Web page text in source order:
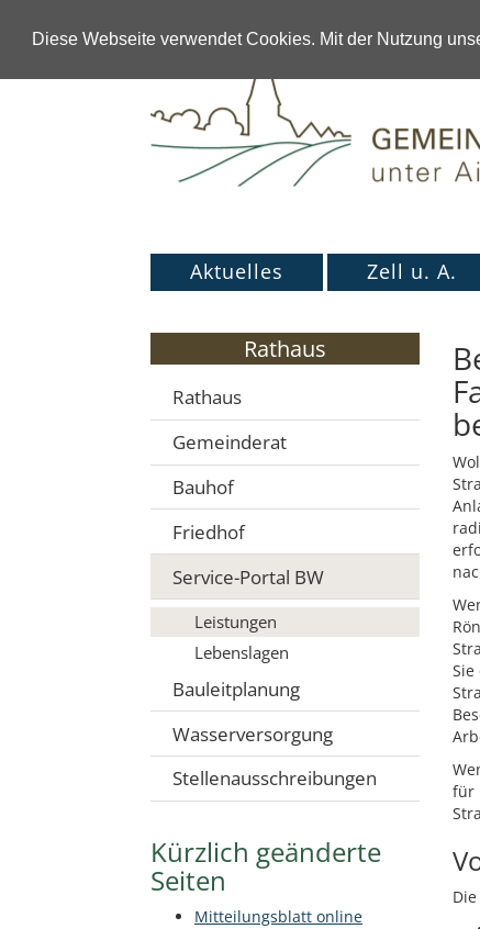
Diese Webseite verwendet Cookies. Mit der Nutzung
Aktuelles Zell u. A.
für
Rathaus
Rathaus
Gemeinderat
Bauhof
Friedhof
Service-Portal BW
Leistungen
Lebenslagen
Bauleitplanung
Wasserversorgung
Stellenausschreibungen
Kürzlich geänderte
Seiten
Mitteilungsblatt online